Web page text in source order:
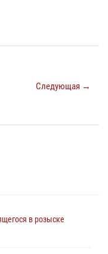
Следующая →
в розыске